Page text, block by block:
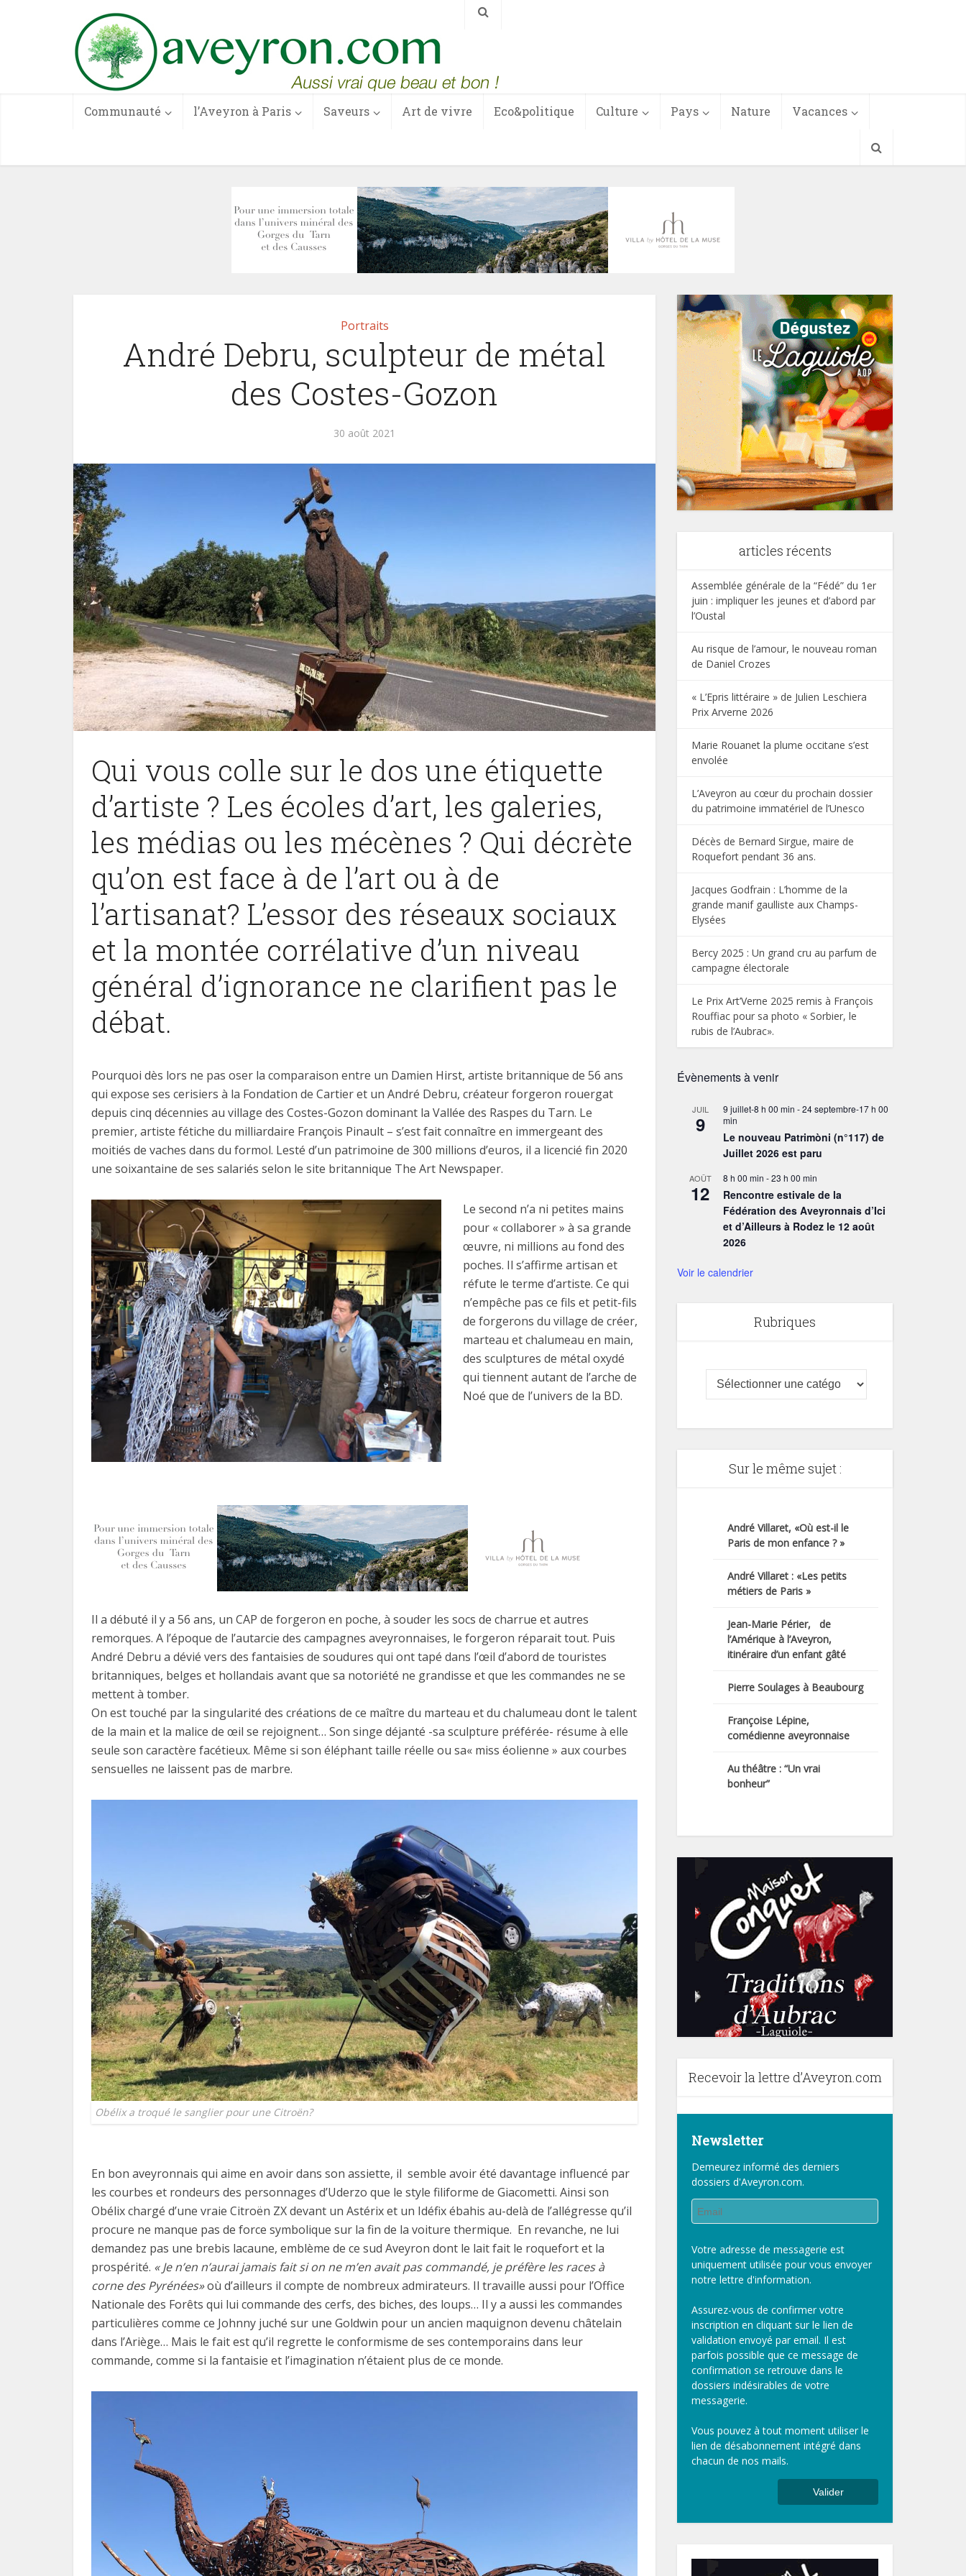
Communauté l’Aveyron à Paris Saveurs Art de vivre Eco&politique Culture Pays Nature Vacances
Portraits
André Debru, sculpteur de métal
des Costes-Gozon
30 août 2021
Qui vous colle sur le dos une étiquette
d’artiste ? Les écoles d’art, les galeries,
les médias ou les mécènes ? Qui décrète
qu’on est face à de l’art ou à de
l’artisanat? L’essor des réseaux sociaux
et la montée corrélative d’un niveau
général d’ignorance ne clarifient pas le
débat.
Pourquoi dès lors ne pas oser la comparaison entre un Damien Hirst, artiste britannique de 56 ans
qui expose ses cerisiers à la Fondation de Cartier et un André Debru, créateur forgeron rouergat
depuis cinq décennies au village des Costes-Gozon dominant la Vallée des Raspes du Tarn. Le
premier, artiste fétiche du milliardaire François Pinault – s’est fait connaître en immergeant des
moitiés de vaches dans du formol. Lesté d’un patrimoine de 300 millions d’euros, il a licencié fin 2020
une soixantaine de ses salariés selon le site britannique The Art Newspaper.
Le second n’a ni petites mains
pour « collaborer » à sa grande
œuvre, ni millions au fond des
poches. Il s’affirme artisan et
réfute le terme d’artiste. Ce qui
n’empêche pas ce fils et petit-fils
de forgerons du village de créer,
marteau et chalumeau en main,
des sculptures de métal oxydé
qui tiennent autant de l’arche de
Noé que de l’univers de la BD.
Il a débuté il y a 56 ans, un CAP de forgeron en poche, à souder les socs de charrue et autres
remorques. A l’époque de l’autarcie des campagnes aveyronnaises, le forgeron réparait tout. Puis
André Debru a dévié vers des fantaisies de soudures qui ont tapé dans l’œil d’abord de touristes
britanniques, belges et hollandais avant que sa notoriété ne grandisse et que les commandes ne se
mettent à tomber.
On est touché par la singularité des créations de ce maître du marteau et du chalumeau dont le talent
de la main et la malice de œil se rejoignent… Son singe déjanté -sa sculpture préférée- résume à elle
seule son caractère facétieux. Même si son éléphant taille réelle ou sa« miss éolienne » aux courbes
sensuelles ne laissent pas de marbre.
Obélix a troqué le sanglier pour une Citroën?
En bon aveyronnais qui aime en avoir dans son assiette, il semble avoir été davantage influencé par
les courbes et rondeurs des personnages d’Uderzo que le style filiforme de Giacometti. Ainsi son
Obélix chargé d’une vraie Citroën ZX devant un Astérix et un Idéfix ébahis au-delà de l’allégresse qu’il
procure ne manque pas de force symbolique sur la fin de la voiture thermique. En revanche, ne lui
demandez pas une brebis lacaune, emblème de ce sud Aveyron dont le lait fait le roquefort et la
prospérité. « Je n’en n’aurai jamais fait si on ne m’en avait pas commandé, je préfère les races à
corne des Pyrénées»où d’ailleurs il compte de nombreux admirateurs. Il travaille aussi pour l’Office
Nationale des Forêts qui lui commande des cerfs, des biches, des loups… Il y a aussi les commandes
particulières comme ce Johnny juché sur une Goldwin pour un ancien maquignon devenu châtelain
dans l’Ariège… Mais le fait est qu’il regrette le conformisme de ses contemporains dans leur
commande, comme si la fantaisie et l’imagination n’étaient plus de ce monde.
articles récents
Assemblée générale de la “Fédé” du 1er
juin : impliquer les jeunes et d’abord par
l’Oustal
Au risque de l’amour, le nouveau roman
de Daniel Crozes
« L’Epris littéraire » de Julien Leschiera
Prix Arverne 2026
Marie Rouanet la plume occitane s’est
envolée
L’Aveyron au cœur du prochain dossier
du patrimoine immatériel de l’Unesco
Décès de Bernard Sirgue, maire de
Roquefort pendant 36 ans.
Jacques Godfrain : L’homme de la
grande manif gaulliste aux Champs-
Elysées
Bercy 2025 : Un grand cru au parfum de
campagne électorale
Le Prix Art’Verne 2025 remis à François
Rouffiac pour sa photo « Sorbier, le
rubis de l’Aubrac».
Évènements à venir
JUIL
9
9 juillet-8 h 00 min -24 septembre-17 h 00
min
Le nouveau Patrimòni (n°117) de
Juillet 2026 est paru
AOÛT
12
8 h 00 min -23 h 00 min
Rencontre estivale de la
Fédération des Aveyronnais d’Ici
et d’Ailleurs à Rodez le 12 août
2026
Voir le calendrier
Rubriques
Sur le même sujet :
André Villaret, «Où est-il le
Paris de mon enfance ? »
André Villaret : «Les petits
métiers de Paris »
Jean-Marie Périer, de
l’Amérique à l’Aveyron,
itinéraire d’un enfant gâté
Pierre Soulages à Beaubourg
Françoise Lépine,
comédienne aveyronnaise
Au théâtre : “Un vrai
bonheur”
Recevoir la lettre d’Aveyron.com
Newsletter
Demeurez informé des derniers
dossiers d'Aveyron.com.
Votre adresse de messagerie est
uniquement utilisée pour vous envoyer
notre lettre d'information.
Assurez-vous de confirmer votre
inscription en cliquant sur le lien de
validation envoyé par email. Il est
parfois possible que ce message de
confirmation se retrouve dans le
dossiers indésirables de votre
messagerie.
Vous pouvez à tout moment utiliser le
lien de désabonnement intégré dans
chacun de nos mails.